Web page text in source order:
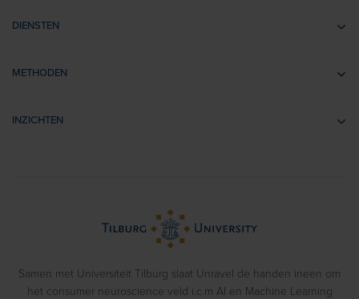
DIENSTEN
Retail- & Shopperonderzoek
METHODEN
INZICHTEN
Samen met Universiteit Tilburg slaat Unravel de handen ineen om
het consumer neuroscience veld i.c.m AI en Machine Learning